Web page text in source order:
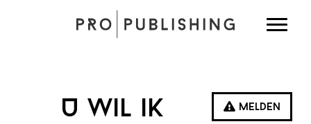
Melden
U wil ik